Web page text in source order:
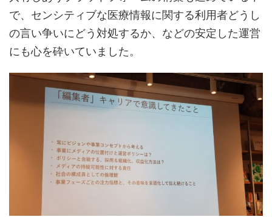
で、センシティブな医療情報に関する利用者どうし
の言い争いにどう対処するか、などの安定した運営
にも心を砕いていました。